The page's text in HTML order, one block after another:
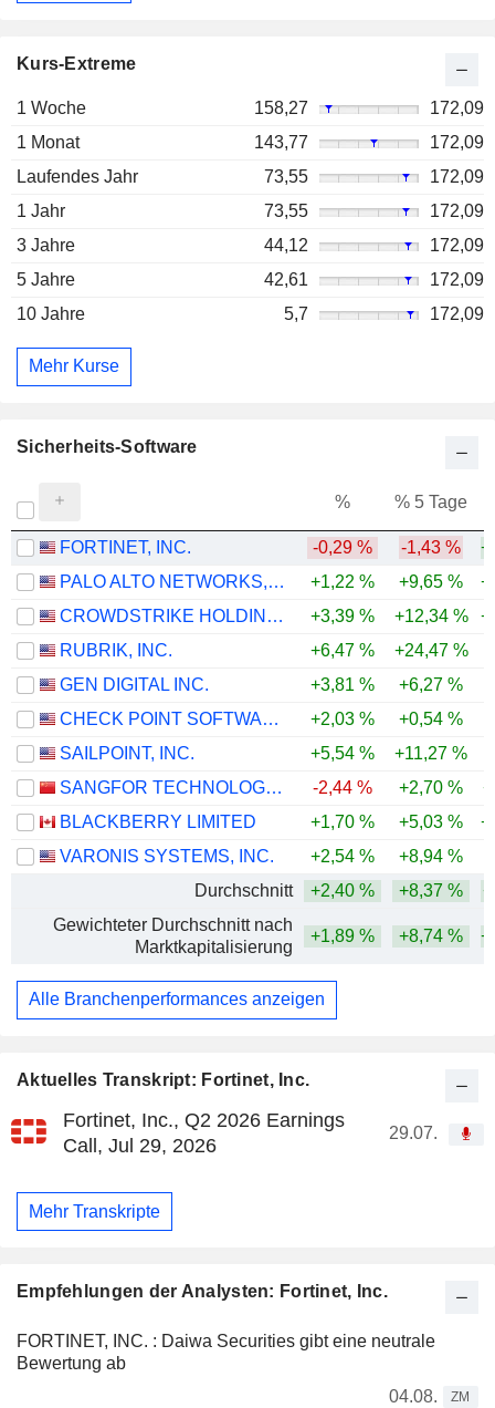
Aktuelles Transkript: Fortinet, Inc.
Fortinet, Inc., Q2 2026 Earnings
Call, Jul 29, 2026
29.07.
Mehr Transkripte
Empfehlungen der Analysten: Fortinet, Inc.
FORTINET, INC. : Daiwa Securities gibt eine neutrale
Bewertung ab
04.08.
ZM
Kurs-Extreme
1 Woche 158,27
172,09
1 Monat
143,77
172,09
Laufendes Jahr
73,55
172,09
1 Jahr
73,55
172,09
3 Jahre
44,12
172,09
5 Jahre
42,61
172,09
10 Jahre
5,7 172,09
Mehr Kurse
Sicherheits-Software
% % 5 Tage
FORTINET, INC. -0,29 % -1,43 %
PALO ALTO NETWORKS, INC.
+1,22 % +9,65 %
CROWDSTRIKE HOLDINGS, INC.
+3,39 % +12,34 %
RUBRIK, INC.
+6,47 % +24,47 %
GEN DIGITAL INC.
+3,81 % +6,27 %
CHECK POINT SOFTWARE TECHNOLOGIES LTD.
+2,03 % +0,54 %
SAILPOINT, INC.
+5,54 % +11,27 %
SANGFOR TECHNOLOGIES INC.
-2,44 % +2,70 %
BLACKBERRY LIMITED
+1,70 % +5,03 %
VARONIS SYSTEMS, INC.
+2,54 % +8,94 %
Durchschnitt
+2,40 % +8,37 %
Gewichteter Durchschnitt nach
Marktkapitalisierung
+1,89 % +8,74 %
Alle Branchenperformances anzeigen